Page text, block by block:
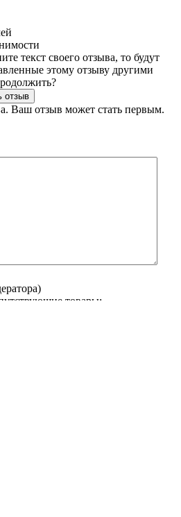
текст своего отзыва, то будут
этому отзыву другими
Ваш отзыв может стать первым.
товары: